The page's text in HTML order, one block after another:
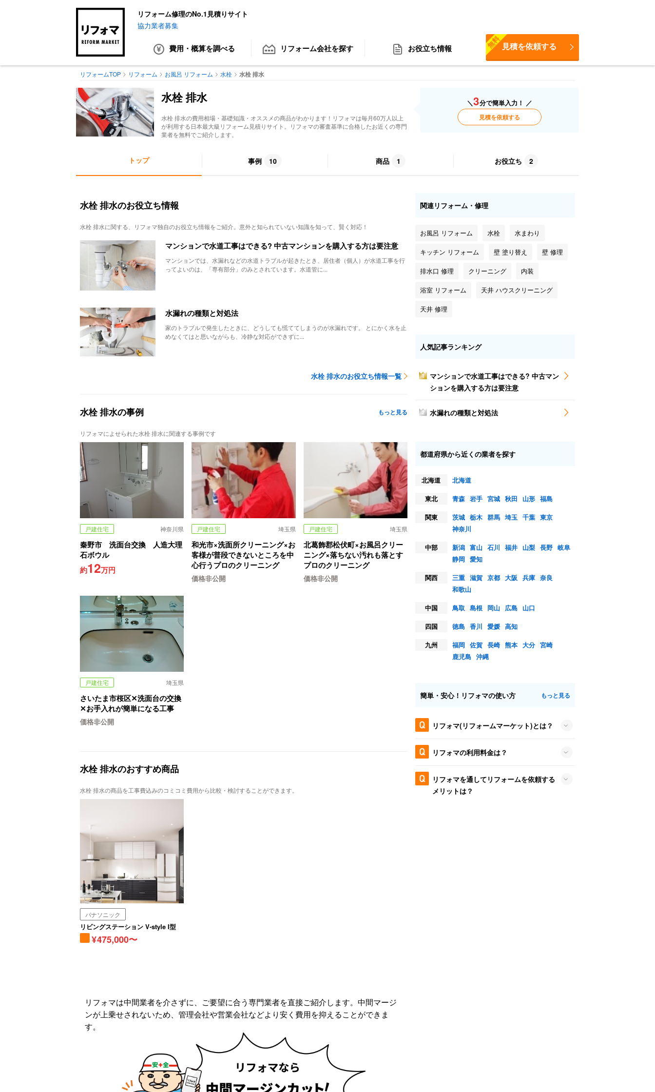
リフォーム修理のNo.1見積りサイト
協力業者募集
費用・概算を調べる リフォーム会社を探す お役立ち情報 見積を依頼する
無料
リフォームTOP リフォーム お風呂 リフォーム 水栓 水栓 排水
水栓 排水
水栓 排水の費用相場・基礎知識・オススメの商品がわかります！リフォマは毎月60万人以上
が利用する日本最大級リフォーム見積りサイト。リフォマの審査基準に合格したお近くの専門
業者を無料でご紹介します。
＼3分で簡単入力！ ／
見積を依頼する
トップ 事例 10 商品 1 お役立ち 2
水栓 排水のお役立ち情報
水栓 排水に関する、リフォマ独自のお役立ち情報をご紹介。意外と知られていない知識を知って、賢く対応！
マンションで水道工事はできる? 中古マンションを購入する方は要注意
マンションでは、水漏れなどの水道トラブルが起きたとき、居住者（個人）が水道工事を行
ってよいのは、「専有部分」のみとされています。水道管に...
水漏れの種類と対処法
家のトラブルで発生したときに、どうしても慌ててしまうのが水漏れです。 とにかく水を止
めなくてはと思いながらも、冷静な対応ができずに...
水栓 排水のお役立ち情報一覧
水栓 排水の事例 もっと見る
リフォマによせられた水栓 排水に関連する事例です
戸建住宅 神奈川県
秦野市 洗面台交換 人造大理
石ボウル
約12万円
戸建住宅 埼玉県
和光市×洗面所クリーニング×お
客様が普段できないところを中
心行うプロのクリーニング
価格非公開
戸建住宅 埼玉県
北葛飾郡松伏町×お風呂クリー
ニング×落ちない汚れも落とす
プロのクリーニング
価格非公開
戸建住宅 埼玉県
さいたま市桜区✕洗面台の交換
✕お手入れが簡単になる工事
価格非公開
水栓 排水のおすすめ商品
水栓 排水の商品を工事費込みのコミコミ費用から比較・検討することができます。
パナソニック
リビングステーション V-style I型
475,000〜
リフォマは中間業者を介さずに、ご要望に合う専門業者を直接ご紹介します。中間マージ
ンが上乗せされないため、管理会社や営業会社などより安く費用を抑えることができま
す。
関連リフォーム・修理
お風呂 リフォーム 水栓 水まわり
キッチン リフォーム 壁 塗り替え 壁 修理
排水口 修理 クリーニング 内装
浴室 リフォーム 天井 ハウスクリーニング
天井 修理
人気記事ランキング
1
マンションで水道工事はできる? 中古マン
ションを購入する方は要注意
2 水漏れの種類と対処法
都道府県から近くの業者を探す
北海道
北海道
東北
青森 岩手 宮城 秋田 山形 福島
関東
茨城 栃木 群馬 埼玉 千葉 東京
神奈川
中部
新潟 富山 石川 福井 山梨 長野 岐阜
静岡 愛知
関西
三重 滋賀 京都 大阪 兵庫 奈良
和歌山
中国
鳥取 島根 岡山 広島
山口
四国
徳島 香川 愛媛 高知
九州
福岡 佐賀 長崎 熊本 大分 宮崎
鹿児島 沖縄
簡単・安心！リフォマの使い方 もっと見る
リフォマ(リフォームマーケット)とは？
リフォマの利用料金は？
リフォマを通してリフォームを依頼する
メリットは？